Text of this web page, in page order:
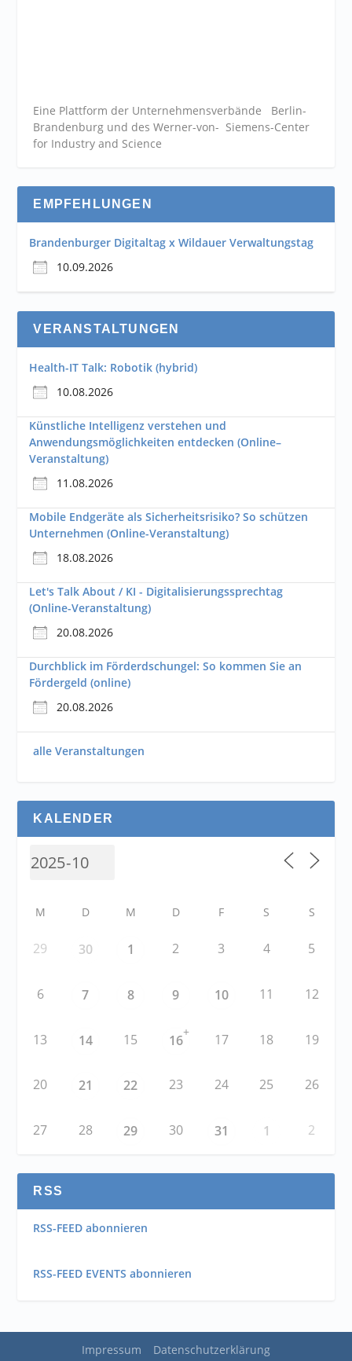
Eine Plattform der Unternehmensverbände Berlin-
Brandenburg und des Werner-von- Siemens-Center
for Industry and Science
EMPFEHLUNGEN
Brandenburger Digitaltag x Wildauer Verwaltungstag
10.09.2026
VERANSTALTUNGEN
Health-IT Talk: Robotik (hybrid)
10.08.2026
Künstliche Intelligenz verstehen und
Anwendungsmöglichkeiten entdecken (Online–
Veranstaltung)
11.08.2026
Mobile Endgeräte als Sicherheitsrisiko? So schützen
Unternehmen (Online-Veranstaltung)
18.08.2026
Let's Talk About / KI - Digitalisierungssprechtag
(Online-Veranstaltung)
20.08.2026
Durchblick im Förderdschungel: So kommen Sie an
Fördergeld (online)
20.08.2026
alle Veranstaltungen
KALENDER
M D M D F S S
29 30 1 2 3 4 5
6 7 8 9 10 11 12
13 14 15 16
+ 17 18 19
20 21 22 23 24 25 26
27 28 29 30 31 1 2
RSS
RSS-FEED abonnieren
RSS-FEED EVENTS abonnieren
Impressum Datenschutzerklärung